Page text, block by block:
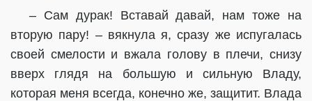
– Сам дурак! Вставай давай, нам тоже на
вторую пару! – вякнула я, сразу же испугалась
своей смелости и вжала голову в плечи, снизу
вверх глядя на большую и сильную Владу,
которая меня всегда, конечно же, защитит. Влада